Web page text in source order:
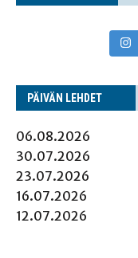
PÄI­VÄN LEHDET
06.08.2026
30.07.2026
23.07.2026
16.07.2026
12.07.2026